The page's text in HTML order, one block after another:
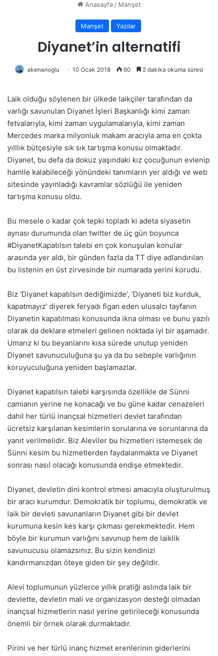
Anasayfa / Manşet
Manşet Yazılar
Diyanet’in alternatifi
akenanoglu 10 Ocak 2018 60 2 dakika okuma süresi
Laik olduğu söylenen bir ülkede laikçiler tarafından da
varlığı savunulan Diyanet İşleri Başkanlığı kimi zaman
fetvalarıyla, kimi zaman uygulamalarıyla, kimi zaman
Mercedes marka milyonluk makam aracıyla ama en çokta
yılllık bütçesiyle sık sık tartışma konusu olmaktadır.
Diyanet, bu defa da dokuz yaşındaki kız çocuğunun evlenip
hamile kalabileceği yönündeki tanımların yer aldığı ve web
sitesinde yayınladığı kavramlar sözlüğü ile yeniden
tartışma konusu oldu.
Bu mesele o kadar çok tepki topladı ki adeta siyasetin
aynası durumunda olan twitter de üç gün boyunca
#DiyanetKapatılsın talebi en çok konuşulan konular
arasında yer aldı, bir günden fazla da TT diye adlandırılan
bu listenin en üst zirvesinde bir numarada yerini korudu.
Biz ‘Diyanet kapatılsın dediğimizde’, ‘Diyaneti biz kurduk,
kapatmayız’ diyerek feryadı figan eden ulusalcı tayfanın
Diyanetin kapatılması konusunda ikna olması ve bunu yazılı
olarak da deklare etmeleri gelinen noktada iyi bir aşamadır.
Umarız ki bu beyanlarını kısa sürede unutup yeniden
Diyanet savunuculuğuna şu ya da bu sebeple varlığının
koruyuculuğuna yeniden başlamazlar.
Diyanet kapatılsın talebi karşısında özellikle de Sünni
camianın yerine ne konacağı ve bu güne kadar cenazeleri
dahil her türlü inançsal hizmetleri devlet tarafından
ücretsiz karşılanan kesimlerin sorularına ve sorunlarına da
yanıt verilmelidir. Biz Aleviler bu hizmetleri istemesek de
Sünni kesim bu hizmetlerden faydalanmakta ve Diyanet
sonrası nasıl olacağı konusunda endişe etmektedir.
Diyanet, devletin dini kontrol etmesi amacıyla oluşturulmuş
bir aracı kurumdur. Demokratik bir toplumu, demokratik ve
laik bir devleti savunanların Diyanet gibi bir devlet
kurumuna kesin kes karşı çıkması gerekmektedir. Hem
böyle bir kurumun varlığını savunup hem de laiklik
savunucusu olamazsınız. Bu sizin kendinizi
kandırmanızdan öteye giden bir şey değildir.
Alevi toplumunun yüzlerce yıllık pratiği aslında laik bir
devlette, devletin mali ve organizasyon desteği olmadan
inançsal hizmetlerin nasıl yerine getirileceği konusunda
önemli bir örnek olarak durmaktadır.
Pirini ve her türlü inanç hizmet erenlerinin giderlerini